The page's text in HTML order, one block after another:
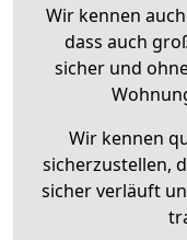
Wir kennen auch
dass auch
sicher und
Wir kennen
sicherzustellen,
sicher verläuft